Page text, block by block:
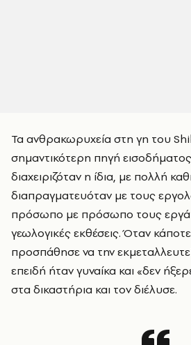
Τα ανθρακωρυχεία στη γη του
σημαντικότερη πηγή
διαχειριζόταν η ίδια, με πολλή
διαπραγματευόταν με τους
πρόσωπο με πρόσωπο τους
γεωλογικές εκθέσεις. Όταν
προσπάθησε να την
επειδή ήταν γυναίκα και «δεν
στα δικαστήρια και τον διέλυσε.